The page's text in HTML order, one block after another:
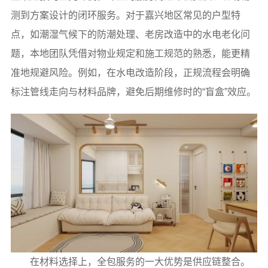
测到方案设计的闭环服务。对于嘉兴地区常见的户型特
点，如潮湿气候下的防潮处理、老房改造中的水电老化问
题，本地团队凭借对物业规定和施工规范的熟悉，能更精
准地规避风险。例如，在水电改造阶段，正规流程会明确
标注管线走向与材料品牌，避免后期维修时的“盲盒”效应。
在材料选择上，全包服务的一大优势是供应链整合。